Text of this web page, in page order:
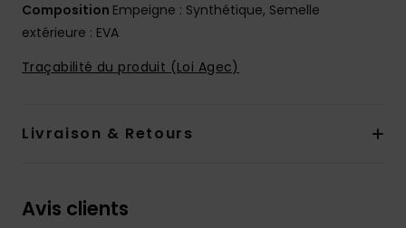
Composition Empeigne : Synthétique, Semelle
extérieure : EVA
Traçabilité du produit (Loi Agec)
Livraison & Retours
Avis clients